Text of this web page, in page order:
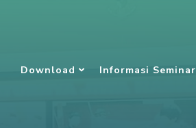
Download Informasi Seminar